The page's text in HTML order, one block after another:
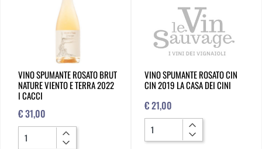
VINO SPUMANTE ROSATO BRUT
NATURE VIENTO E TERRA 2022
I CACCI
€ 31,00
Quantità
VINO SPUMANTE ROSATO CIN
CIN 2019 LA CASA DEI CINI
€ 21,00
Quantità